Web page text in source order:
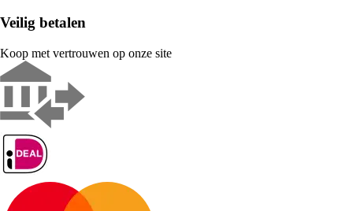
Veilig betalen
Koop met vertrouwen op onze site